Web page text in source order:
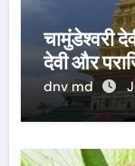
चामुंडेश्वरी
देवी और
dnv md